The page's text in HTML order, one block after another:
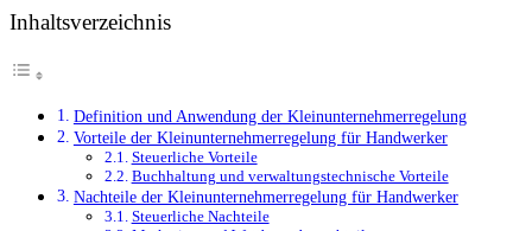
Inhaltsverzeichnis
Definition und Anwendung der Kleinunternehmerregelung
Vorteile der Kleinunternehmerregelung für Handwerker
Steuerliche Vorteile
Buchhaltung und verwaltungstechnische Vorteile
Nachteile der Kleinunternehmerregelung für Handwerker
Steuerliche Nachteile